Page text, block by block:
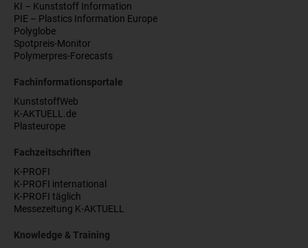
KI – Kunststoff Information
PIE – Plastics Information Europe
Polyglobe
Spotpreis-Monitor
Polymerpres-Forecasts
Fachinformationsportale
KunststoffWeb
K-AKTUELL.de
Plasteurope
Fachzeitschriften
K-PROFI
K-PROFI international
K-PROFI täglich
Messezeitung K-AKTUELL
Knowledge & Training